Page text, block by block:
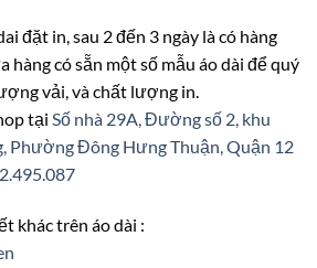
đặt in, sau 2 đến 3 ngày là có hàng
hàng có sẵn một số mẫu áo dài để quý
vải, và chất lượng in.
tại Số nhà 29A, Đường số 2, khu
Phường Đông Hưng Thuận, Quận 12
khác trên áo dài :